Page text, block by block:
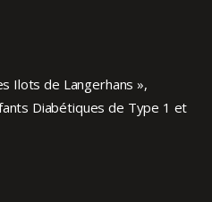
Ilots de Langerhans »,
Diabétiques de Type 1 et